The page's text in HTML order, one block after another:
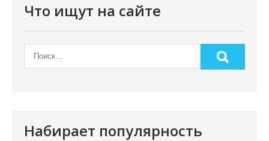
Что ищут на сайте
Набирает популярность